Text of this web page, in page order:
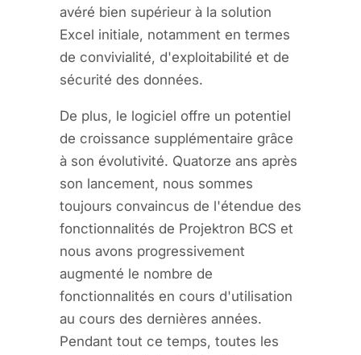
avéré bien supérieur à la solution
Excel initiale, notamment en termes
de convivialité, d'exploitabilité et de
sécurité des données.
De plus, le logiciel offre un potentiel
de croissance supplémentaire grâce
à son évolutivité. Quatorze ans après
son lancement, nous sommes
toujours convaincus de l'étendue des
fonctionnalités de Projektron BCS et
nous avons progressivement
augmenté le nombre de
fonctionnalités en cours d'utilisation
au cours des dernières années.
Pendant tout ce temps, toutes les